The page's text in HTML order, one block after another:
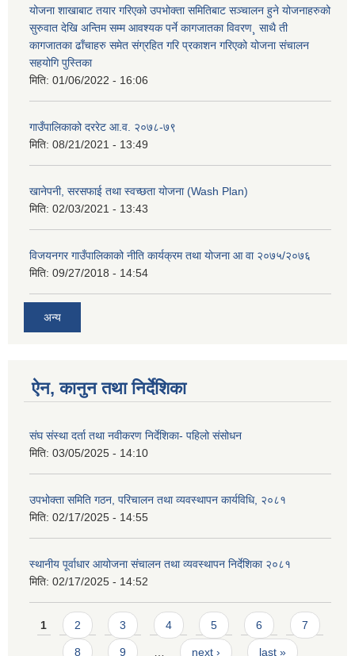
योजना शाखाबाट तयार गरिएको उपभोक्ता समितिबाट सञ्चालन हुने योजनाहरुको
सुरुवात देखि अन्तिम सम्म आवश्यक पर्ने कागजातका विवरण¸ साथै ती
कागजातका ढाँचाहरु समेत संग्रहित गरि प्रकाशन गरिएको योजना संचालन
सहयोगि पुस्तिका
मिति: 01/06/2022 - 16:06
गाउँपालिकाको दररेट आ.व. २०७८-७९
मिति: 08/21/2021 - 13:49
खानेपनी, सरसफाई तथा स्वच्छता योजना (Wash Plan)
मिति: 02/03/2021 - 13:43
विजयनगर गाउँपालिकाको नीति कार्यक्रम तथा योजना आ वा २०७५/२०७६
मिति: 09/27/2018 - 14:54
अन्य
ऐन, कानुन तथा निर्देशिका
संघ संस्था दर्ता तथा नवीकरण निर्देशिका- पहिलो संसोधन
मिति: 03/05/2025 - 14:10
उपभोक्ता समिति गठन, परिचालन तथा व्यवस्थापन कार्यविधि, २०८१
मिति: 02/17/2025 - 14:55
स्थानीय पूर्वाधार आयोजना संचालन तथा व्यवस्थापन निर्देशिका २०८१
मिति: 02/17/2025 - 14:52
Pages
1 2 3 4 5 6 7
8 9 next › last »